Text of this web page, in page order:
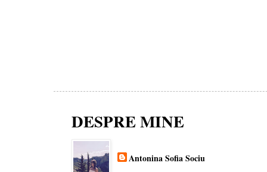
DESPRE MINE
Antonina Sofia Sociu